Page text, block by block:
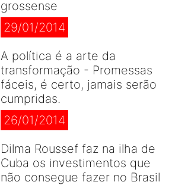
grossense
29/01/2014
A política é a arte da
transformação - Promessas
fáceis, é certo, jamais serão
cumpridas.
26/01/2014
Dilma Roussef faz na ilha de
Cuba os investimentos que
não consegue fazer no Brasil